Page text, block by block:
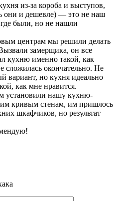
из-за короба и выступов,
они и дешевле) — это не наш
были, но не нашли
центрам мы решили делать
замерщика, он все
кухню именно такой, как
сложилась окончательно. Не
вариант, но кухня идеально
как мне нравится.
установили нашу кухню-
кривым стенам, им пришлось
шкафчиков, но результат